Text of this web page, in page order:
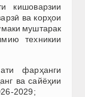
кишоварзии
ва корҳои
муштарак
техникии
фарҳанги
ва сайёҳии
2029;